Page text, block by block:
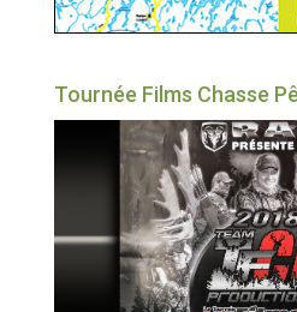
Tournée Films Chasse